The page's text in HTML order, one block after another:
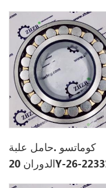
كوماتسو .حامل علبة
الدوران 20Y-26-22331